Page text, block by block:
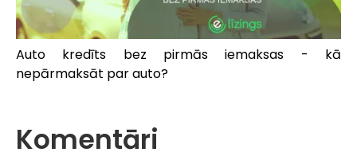
Auto kredīts bez pirmās iemaksas - kā
nepārmaksāt par auto?
Komentāri